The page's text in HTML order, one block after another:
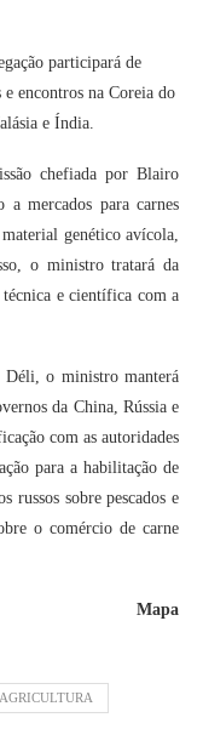
participará de
encontros na Coreia do
e Índia.
chefiada por Blairo
mercados para carnes
genético avícola,
o ministro tratará da
e científica com a
Déli, o ministro manterá
da China, Rússia e
com as autoridades
para a habilitação de
russos sobre pescados e
o comércio de carne
Mapa